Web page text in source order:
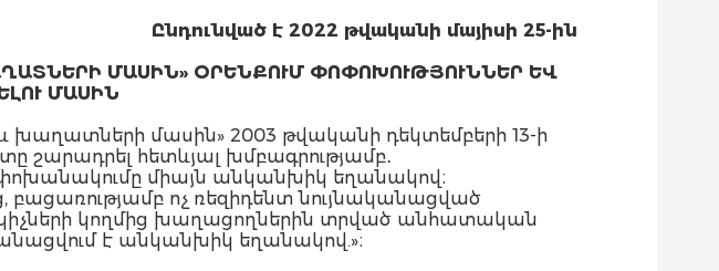
Ընդունված է 2022 թվականի մայիսի 25-ին
ՄԱՍԻՆ» ՕՐԵՆՔՈՒՄ ՓՈՓՈԽՈՒԹՅՈՒՆՆԵՐ ԵՎ
ՄԱՍԻՆ
խաղատների մասին» 2003 թվականի դեկտեմբերի 13-ի
շարադրել հետևյալ խմբագրությամբ․
միայն անկանխիկ եղանակով։
ոչ ռեզիդենտ նույնականացված
կողմից խաղացողներին տրված անհատական
է անկանխիկ եղանակով.»։